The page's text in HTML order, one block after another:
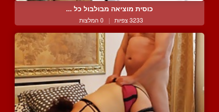
כוסית מוציאה מבולבול כל ...
3233 צפיות | 0 המלצות